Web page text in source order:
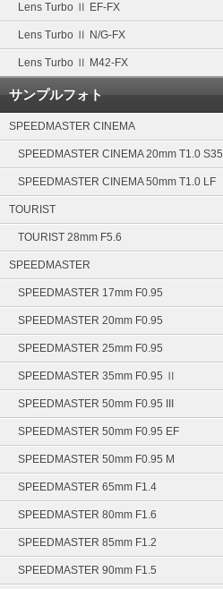
Lens Turbo Ⅱ EF-FX
Lens Turbo Ⅱ N/G-FX
Lens Turbo Ⅱ M42-FX
サンプルフォト
SPEEDMASTER CINEMA
SPEEDMASTER CINEMA 20mm T1.0 S35
SPEEDMASTER CINEMA 50mm T1.0 LF
TOURIST
TOURIST 28mm F5.6
SPEEDMASTER
SPEEDMASTER 17mm F0.95
SPEEDMASTER 20mm F0.95
SPEEDMASTER 25mm F0.95
SPEEDMASTER 35mm F0.95 Ⅱ
SPEEDMASTER 50mm F0.95 III
SPEEDMASTER 50mm F0.95 EF
SPEEDMASTER 50mm F0.95 M
SPEEDMASTER 65mm F1.4
SPEEDMASTER 80mm F1.6
SPEEDMASTER 85mm F1.2
SPEEDMASTER 90mm F1.5